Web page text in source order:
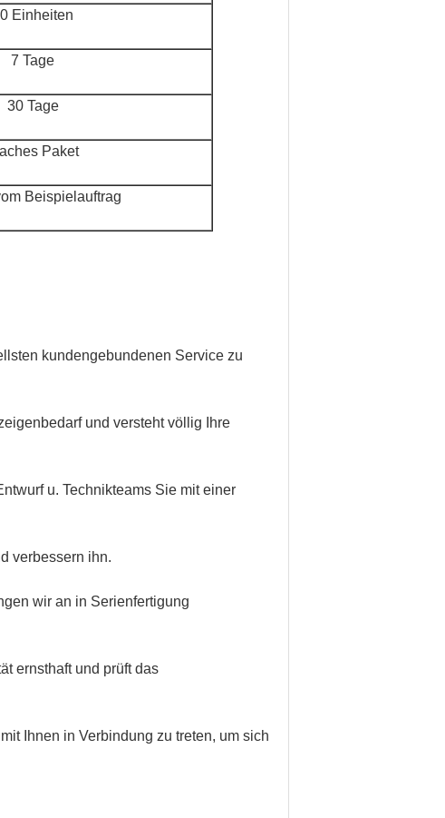
Einheiten
7 Tage
30 Tage
Paket
Beispielauftrag
kundengebundenen Service zu
und versteht völlig Ihre
u. Technikteams Sie mit einer
verbessern ihn.
wir an in Serienfertigung
ernsthaft und prüft das
Ihnen in Verbindung zu treten, um sich